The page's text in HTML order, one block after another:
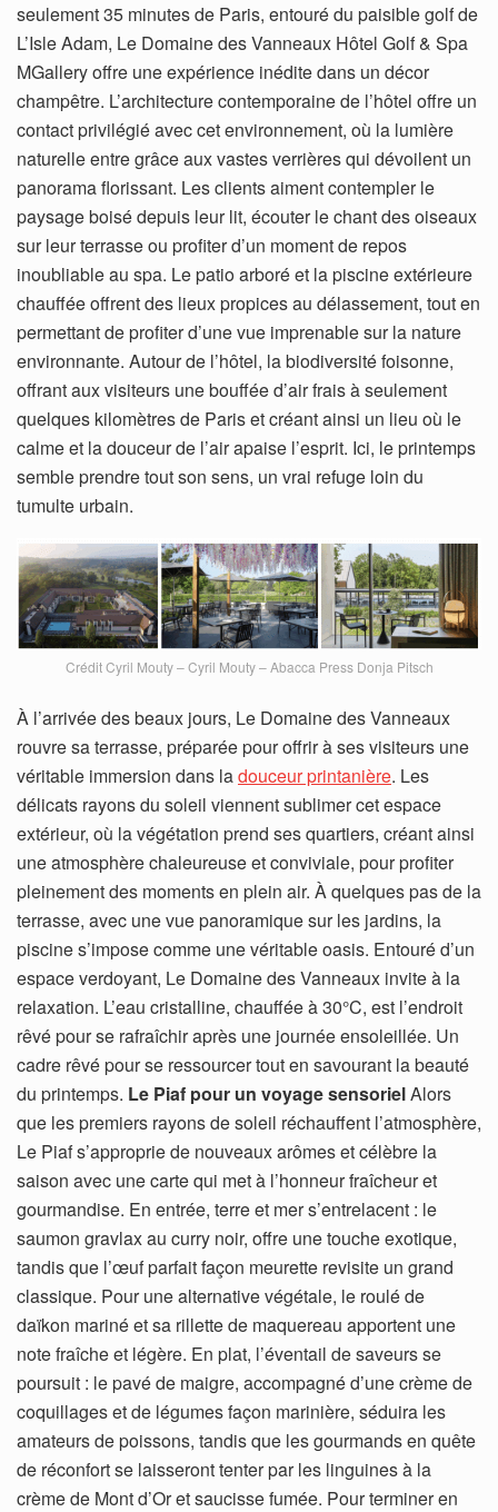
seulement 35 minutes de Paris, entouré du paisible golf de
L’Isle Adam, Le Domaine des Vanneaux Hôtel Golf & Spa
MGallery offre une expérience inédite dans un décor
champêtre. L’architecture contemporaine de l’hôtel offre un
contact privilégié avec cet environnement, où la lumière
naturelle entre grâce aux vastes verrières qui dévoilent un
panorama florissant. Les clients aiment contempler le
paysage boisé depuis leur lit, écouter le chant des oiseaux
sur leur terrasse ou profiter d’un moment de repos
inoubliable au spa. Le patio arboré et la piscine extérieure
chauffée offrent des lieux propices au délassement, tout en
permettant de profiter d’une vue imprenable sur la nature
environnante. Autour de l’hôtel, la biodiversité foisonne,
offrant aux visiteurs une bouffée d’air frais à seulement
quelques kilomètres de Paris et créant ainsi un lieu où le
calme et la douceur de l’air apaise l’esprit. Ici, le printemps
semble prendre tout son sens, un vrai refuge loin du
tumulte urbain.
Crédit Cyril Mouty – Cyril Mouty – Abacca Press Donja Pitsch
À l’arrivée des beaux jours, Le Domaine des Vanneaux
rouvre sa terrasse, préparée pour offrir à ses visiteurs une
véritable immersion dans ladouceur printanière. Les
délicats rayons du soleil viennent sublimer cet espace
extérieur, où la végétation prend ses quartiers, créant ainsi
une atmosphère chaleureuse et conviviale, pour profiter
pleinement des moments en plein air. À quelques pas de la
terrasse, avec une vue panoramique sur les jardins, la
piscine s’impose comme une véritable oasis. Entouré d’un
espace verdoyant, Le Domaine des Vanneaux invite à la
relaxation. L’eau cristalline, chauffée à 30°C, est l’endroit
rêvé pour se rafraîchir après une journée ensoleillée. Un
cadre rêvé pour se ressourcer tout en savourant la beauté
du printemps. Le Piaf pour un voyage sensorielAlors
que les premiers rayons de soleil réchauffent l’atmosphère,
Le Piaf s’approprie de nouveaux arômes et célèbre la
saison avec une carte qui met à l’honneur fraîcheur et
gourmandise. En entrée, terre et mer s’entrelacent : le
saumon gravlax au curry noir, offre une touche exotique,
tandis que l’œuf parfait façon meurette revisite un grand
classique. Pour une alternative végétale, le roulé de
daïkon mariné et sa rillette de maquereau apportent une
note fraîche et légère. En plat, l’éventail de saveurs se
poursuit : le pavé de maigre, accompagné d’une crème de
coquillages et de légumes façon marinière, séduira les
amateurs de poissons, tandis que les gourmands en quête
de réconfort se laisseront tenter par les linguines à la
crème de Mont d’Or et saucisse fumée. Pour terminer en